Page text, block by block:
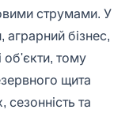
струмами. У
аграрний бізнес,
об'єкти, тому
щита
сезонність та